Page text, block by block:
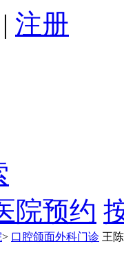
| 注册
院预约
> 口腔颌面外科门诊 王